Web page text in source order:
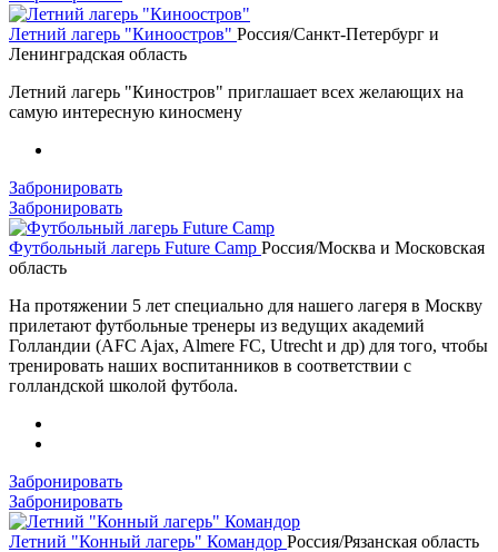
Летний лагерь "Киноостров" Россия/Санкт-Петербург и
Ленинградская область
Летний лагерь "Киностров" приглашает всех желающих на
самую интересную киносмену
Забронировать
Забронировать
Футбольный лагерь Future Camp Россия/Москва и Московская
область
На протяжении 5 лет специально для нашего лагеря в Москву
прилетают футбольные тренеры из ведущих академий
Голландии (AFC Ajax, Almere FC, Utrecht и др) для того, чтобы
тренировать наших воспитанников в соответствии с
голландской школой футбола.
Забронировать
Забронировать
Летний "Конный лагерь" Командор Россия/Рязанская область